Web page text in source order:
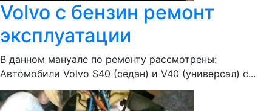
Volvo c бензин ремонт
эксплуатации
В данном мануале по ремонту рассмотрены:
Автомобили Volvo S40 (седан) и V40 (универсал) с...